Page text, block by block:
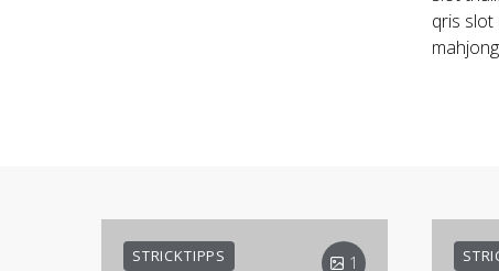
qris slot
mahjong
1
STRICKTIPPS